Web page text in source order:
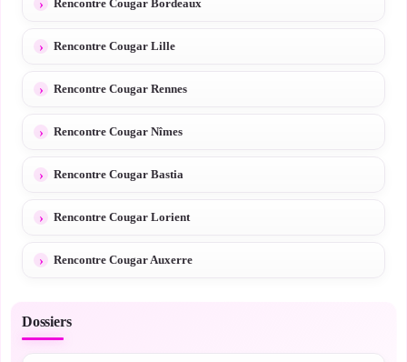
Rencontre Cougar Bordeaux
Rencontre Cougar Lille
Rencontre Cougar Rennes
Rencontre Cougar Nîmes
Rencontre Cougar Bastia
Rencontre Cougar Lorient
Rencontre Cougar Auxerre
Dossiers